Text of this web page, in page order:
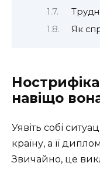
Як
навіщо
Уявіть собі
країну, а її
Звичайно, це